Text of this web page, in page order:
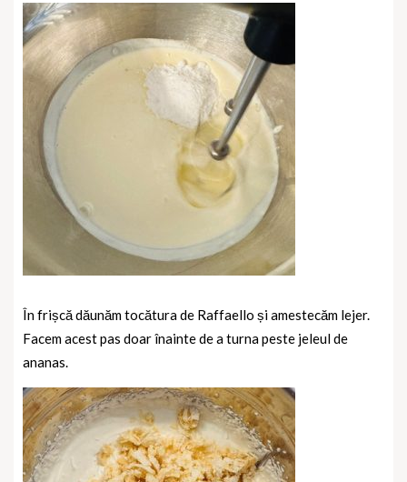
În frișcă dăunăm tocătura de Raffaello și amestecăm lejer.
Facem acest pas doar înainte de a turna peste jeleul de
ananas.